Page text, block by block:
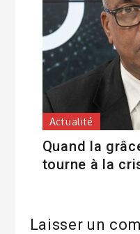
Actualité
Quand la
tourne à la
Laisser un